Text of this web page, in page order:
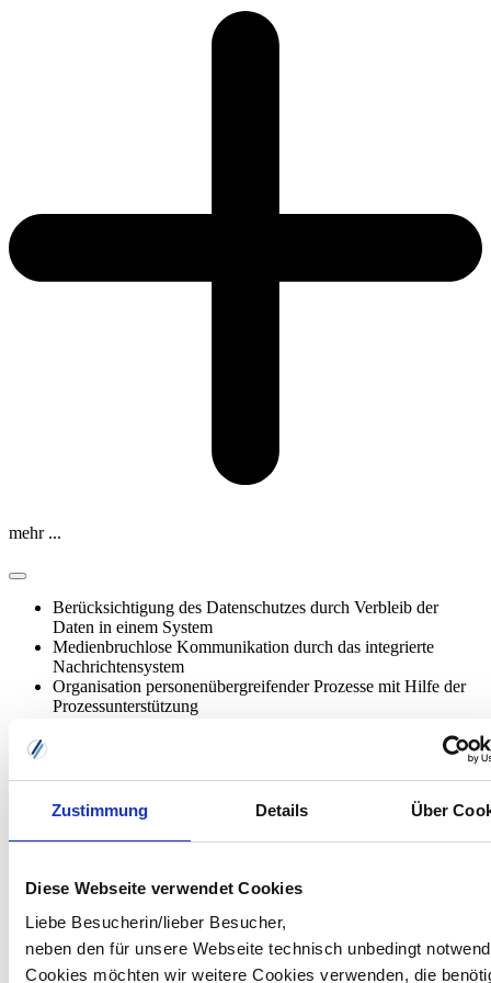
Zustimmung Details Über
Diese Webseite verwendet Cookies
Liebe Besucherin/lieber Besucher,
neben den für unsere Webseite technisch unbedingt
Cookies möchten wir weitere Cookies verwenden, die
mehr ...
Berücksichtigung des Datenschutzes durch Verbleib der
Daten in einem System
Medienbruchlose Kommunikation durch das integrierte
Nachrichtensystem
Organisation personenübergreifender Prozesse mit Hilfe der
Prozessunterstützung